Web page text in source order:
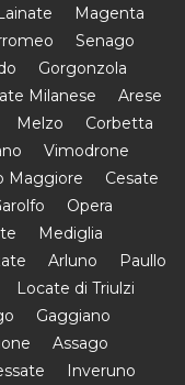
Magenta
Senago
Gorgonzola
Milanese
Arese
Melzo
Corbetta
Vimodrone
Maggiore
Cesate
Opera
Mediglia
Arluno
Paullo
Locate di Triulzi
Gaggiano
Assago
Inveruno